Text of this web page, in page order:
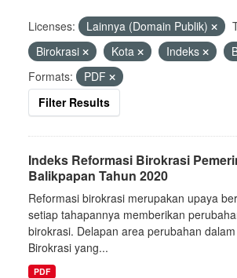
Licenses: Lainnya (Domain Publik)
Birokrasi
Kota Indeks
Formats:
PDF
Filter Results
Indeks Reformasi Birokrasi
Balikpapan Tahun 2020
Reformasi birokrasi merupakan upaya
setiap tahapannya memberikan
birokrasi. Delapan area perubahan
Birokrasi yang...
PDF